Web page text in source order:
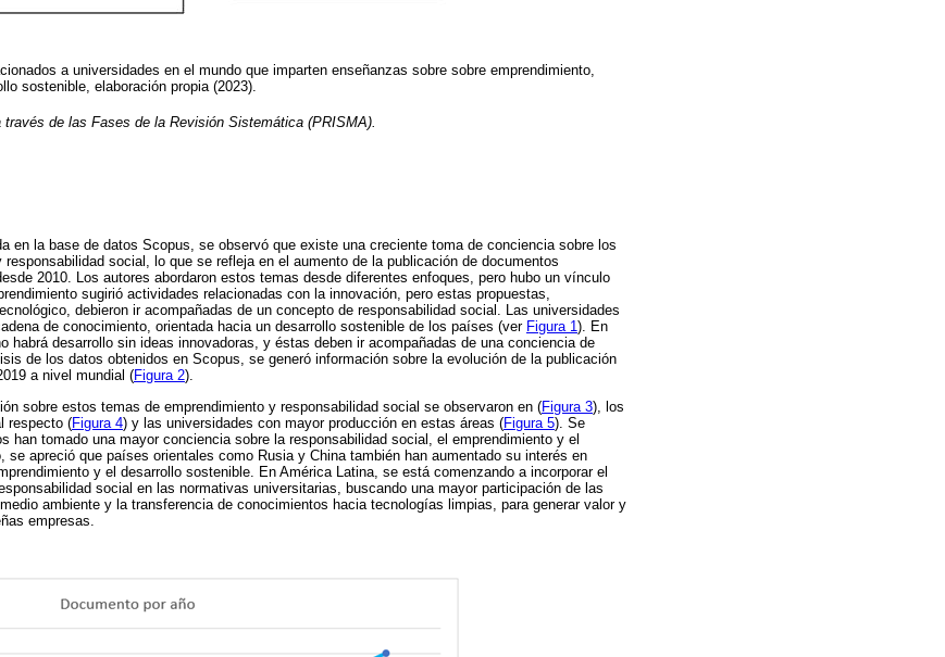
a universidades en el mundo que imparten enseñanzas sobre sobre emprendimiento,
sostenible, elaboración propia (2023).
de las Fases de la Revisión Sistemática (PRISMA).
en la base de datos Scopus, se observó que existe una creciente toma de conciencia sobre los
social, lo que se refleja en el aumento de la publicación de documentos
2010. Los autores abordaron estos temas desde diferentes enfoques, pero hubo un vínculo
sugirió actividades relacionadas con la innovación, pero estas propuestas,
debieron ir acompañadas de un concepto de responsabilidad social. Las universidades
de conocimiento, orientada hacia un desarrollo sostenible de los países (ver Figura 1). En
habrá desarrollo sin ideas innovadoras, y éstas deben ir acompañadas de una conciencia de
de los datos obtenidos en Scopus, se generó información sobre la evolución de la publicación
a nivel mundial (Figura 2).
sobre estos temas de emprendimiento y responsabilidad social se observaron en (Figura 3), los
respecto (Figura 4) y las universidades con mayor producción en estas áreas (Figura 5). Se
han tomado una mayor conciencia sobre la responsabilidad social, el emprendimiento y el
se apreció que países orientales como Rusia y China también han aumentado su interés en
y el desarrollo sostenible. En América Latina, se está comenzando a incorporar el
social en las normativas universitarias, buscando una mayor participación de las
ambiente y la transferencia de conocimientos hacia tecnologías limpias, para generar valor y
empresas.